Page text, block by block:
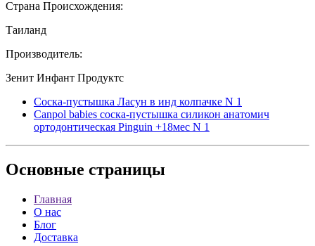
Страна Происхождения:
Таиланд
Производитель:
Зенит Инфант Продуктс
Соска-пустышка Ласун в инд колпачке N 1
Canpol babies соска-пустышка силикон анатомич
ортодонтическая Pinguin +18мес N 1
Основные страницы
Главная
О нас
Блог
Доставка